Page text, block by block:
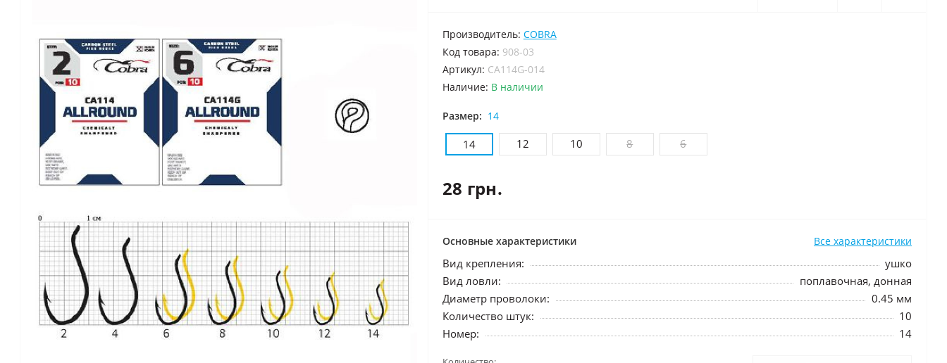
Производитель: COBRA
код товара: 908-03
Артикул: CA114G-014
Наличие: В наличии
Размер: 14
14 12 10 8 6
28 грн.
Основные характеристики Все характеристики
Вид крепления:
ушко
Вид ловли:
поплавочная, донная
Диаметр проволоки:
0.45 мм
Количество штук:
10
Номер:
14